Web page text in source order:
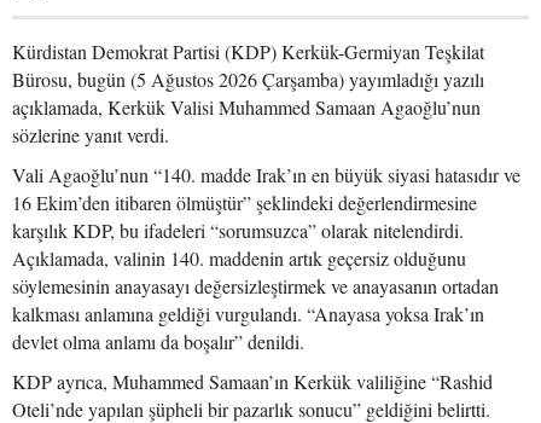
Kürdistan Demokrat Partisi (KDP) Kerkük-Germiyan Teşkilat
Bürosu, bugün (5 Ağustos 2026 Çarşamba) yayımladığı yazılı
açıklamada, Kerkük Valisi Muhammed Samaan Agaoğlu’nun
sözlerine yanıt verdi.
Vali Agaoğlu’nun “140. madde Irak’ın en büyük siyasi hatasıdır ve
16 Ekim’den itibaren ölmüştür” şeklindeki değerlendirmesine
karşılık KDP, bu ifadeleri “sorumsuzca” olarak nitelendirdi.
Açıklamada, valinin 140. maddenin artık geçersiz olduğunu
söylemesinin anayasayı değersizleştirmek ve anayasanın ortadan
kalkması anlamına geldiği vurgulandı. “Anayasa yoksa Irak’ın
devlet olma anlamı da boşalır” denildi.
KDP ayrıca, Muhammed Samaan’ın Kerkük valiliğine “Rashid
Oteli’nde yapılan şüpheli bir pazarlık sonucu” geldiğini belirtti.